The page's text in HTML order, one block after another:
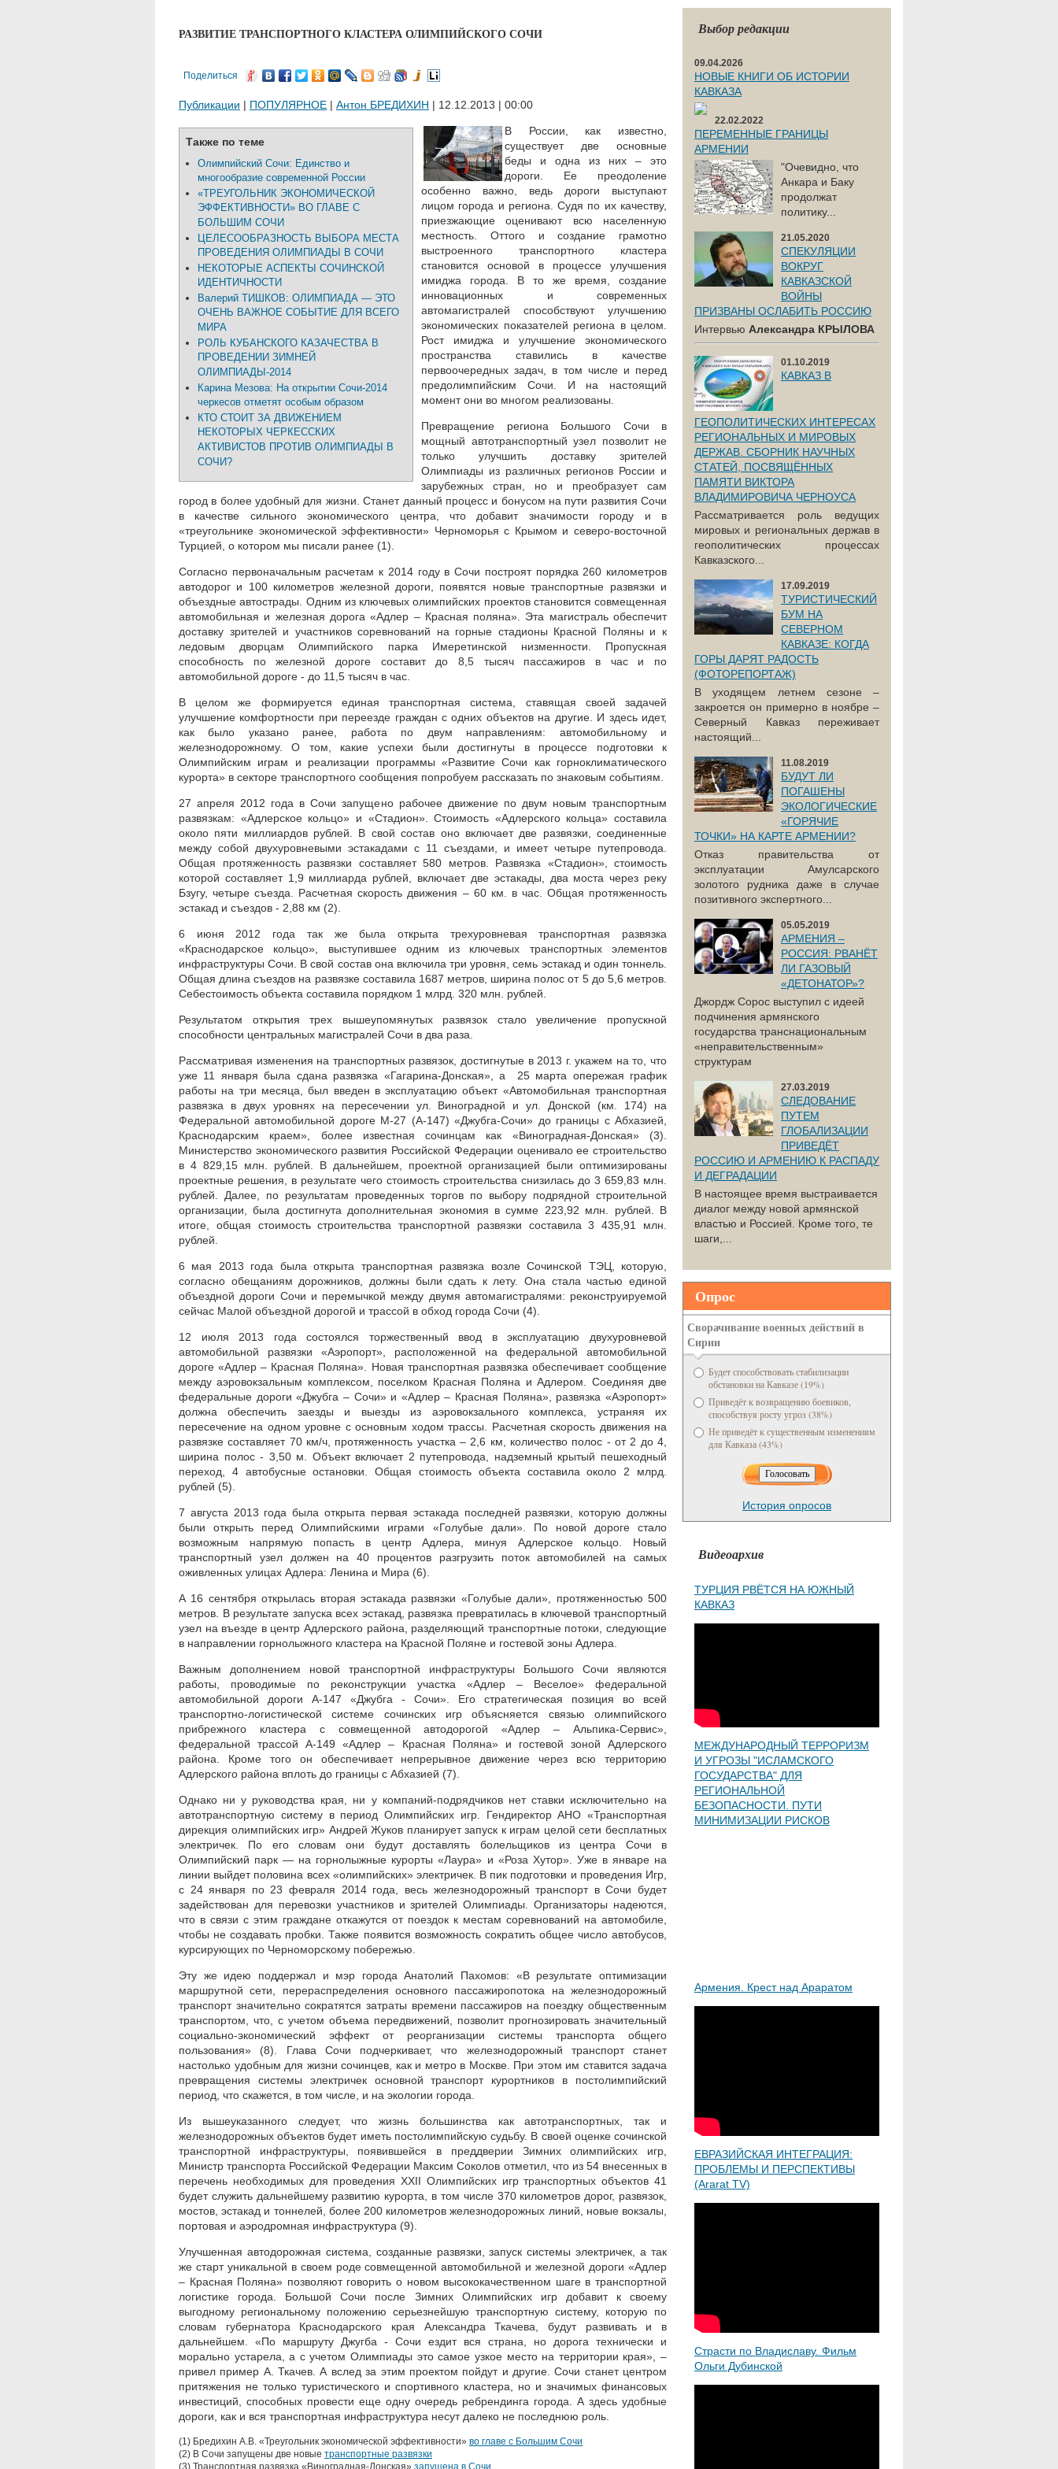
РАЗВИТИЕ ТРАНСПОРТНОГО КЛАСТЕРА ОЛИМПИЙСКОГО СОЧИ
Поделиться
Публикации | ПОПУЛЯРНОЕ | Антон БРЕДИХИН | 12.12.2013 | 00:00
Также по теме
Олимпийский Сочи: Единство и
многообразие современной России
«ТРЕУГОЛЬНИК ЭКОНОМИЧЕСКОЙ
ЭФФЕКТИВНОСТИ» ВО ГЛАВЕ С
БОЛЬШИМ СОЧИ
ЦЕЛЕСООБРАЗНОСТЬ ВЫБОРА МЕСТА
ПРОВЕДЕНИЯ ОЛИМПИАДЫ В СОЧИ
НЕКОТОРЫЕ АСПЕКТЫ СОЧИНСКОЙ
ИДЕНТИЧНОСТИ
Валерий ТИШКОВ: ОЛИМПИАДА — ЭТО
ОЧЕНЬ ВАЖНОЕ СОБЫТИЕ ДЛЯ ВСЕГО
МИРА
РОЛЬ КУБАНСКОГО КАЗАЧЕСТВА В
ПРОВЕДЕНИИ ЗИМНЕЙ
ОЛИМПИАДЫ-2014
Карина Мезова: На открытии Сочи-2014
черкесов отметят особым образом
КТО СТОИТ ЗА ДВИЖЕНИЕМ
НЕКОТОРЫХ ЧЕРКЕССКИХ
АКТИВИСТОВ ПРОТИВ ОЛИМПИАДЫ В
СОЧИ?
В России, как известно,
существует две основные
беды и одна из них – это
дороги. Ее преодоление
особенно важно, ведь дороги выступают
лицом города и региона. Судя по их качеству,
приезжающие оценивают всю населенную
местность. Оттого и создание грамотно
выстроенного транспортного кластера
становится основой в процессе улучшения
имиджа города. В то же время, создание
инновационных и современных
автомагистралей способствуют улучшению
экономических показателей региона в целом.
Рост имиджа и улучшение экономического
пространства ставились в качестве
первоочередных задач, в том числе и перед
предолимпийским Сочи. И на настоящий
момент они во многом реализованы.
Превращение региона Большого Сочи в
мощный автотранспортный узел позволит не
только улучшить доставку зрителей
Олимпиады из различных регионов России и
зарубежных стран, но и преобразует сам
город в более удобный для жизни. Станет данный процесс и бонусом на пути развития Сочи
в качестве сильного экономического центра, что добавит значимости городу и в
«треугольнике экономической эффективности» Черноморья с Крымом и северо-восточной
Турцией, о котором мы писали ранее (1).
Согласно первоначальным расчетам к 2014 году в Сочи построят порядка 260 километров
автодорог и 100 километров железной дороги, появятся новые транспортные развязки и
объездные автострады. Одним из ключевых олимпийских проектов становится совмещенная
автомобильная и железная дорога «Адлер – Красная поляна». Эта магистраль обеспечит
доставку зрителей и участников соревнований на горные стадионы Красной Поляны и к
ледовым дворцам Олимпийского парка Имеретинской низменности. Пропускная
способность по железной дороге составит до 8,5 тысяч пассажиров в час и по
автомобильной дороге - до 11,5 тысяч в час.
В целом же формируется единая транспортная система, ставящая своей задачей
улучшение комфортности при переезде граждан с одних объектов на другие. И здесь идет,
как было указано ранее, работа по двум направлениям: автомобильному и
железнодорожному. О том, какие успехи были достигнуты в процессе подготовки к
Олимпийским играм и реализации программы «Развитие Сочи как горноклиматического
курорта» в секторе транспортного сообщения попробуем рассказать по знаковым событиям.
27 апреля 2012 года в Сочи запущено рабочее движение по двум новым транспортным
развязкам: «Адлерское кольцо» и «Стадион». Стоимость «Адлерского кольца» составила
около пяти миллиардов рублей. В свой состав оно включает две развязки, соединенные
между собой двухуровневыми эстакадами с 11 съездами, и имеет четыре путепровода.
Общая протяженность развязки составляет 580 метров. Развязка «Стадион», стоимость
которой составляет 1,9 миллиарда рублей, включает две эстакады, два моста через реку
Бзугу, четыре съезда. Расчетная скорость движения – 60 км. в час. Общая протяженность
эстакад и съездов - 2,88 км (2).
6 июня 2012 года так же была открыта трехуровневая транспортная развязка
«Краснодарское кольцо», выступившее одним из ключевых транспортных элементов
инфраструктуры Сочи. В свой состав она включила три уровня, семь эстакад и один тоннель.
Общая длина съездов на развязке составила 1687 метров, ширина полос от 5 до 5,6 метров.
Себестоимость объекта составила порядком 1 млрд. 320 млн. рублей.
Результатом открытия трех вышеупомянутых развязок стало увеличение пропускной
способности центральных магистралей Сочи в два раза.
Рассматривая изменения на транспортных развязок, достигнутые в 2013 г. укажем на то, что
уже 11 января была сдана развязка «Гагарина-Донская», а 25 марта опережая график
работы на три месяца, был введен в эксплуатацию объект «Автомобильная транспортная
развязка в двух уровнях на пересечении ул. Виноградной и ул. Донской (км. 174) на
Федеральной автомобильной дороге М-27 (А-147) «Джубга-Сочи» до границы с Абхазией,
Краснодарским краем», более известная сочинцам как «Виноградная-Донская» (3).
Министерство экономического развития Российской Федерации оценивало ее строительство
в 4 829,15 млн. рублей. В дальнейшем, проектной организацией были оптимизированы
проектные решения, в результате чего стоимость строительства снизилась до 3 659,83 млн.
рублей. Далее, по результатам проведенных торгов по выбору подрядной строительной
организации, была достигнута дополнительная экономия в сумме 223,92 млн. рублей. В
итоге, общая стоимость строительства транспортной развязки составила 3 435,91 млн.
рублей.
6 мая 2013 года была открыта транспортная развязка возле Сочинской ТЭЦ, которую,
согласно обещаниям дорожников, должны были сдать к лету. Она стала частью единой
объездной дороги Сочи и перемычкой между двумя автомагистралями: реконструируемой
сейчас Малой объездной дорогой и трассой в обход города Сочи (4).
12 июля 2013 года состоялся торжественный ввод в эксплуатацию двухуровневой
автомобильной развязки «Аэропорт», расположенной на федеральной автомобильной
дороге «Адлер – Красная Поляна». Новая транспортная развязка обеспечивает сообщение
между аэровокзальным комплексом, поселком Красная Поляна и Адлером. Соединяя две
федеральные дороги «Джубга – Сочи» и «Адлер – Красная Поляна», развязка «Аэропорт»
должна обеспечить заезды и выезды из аэровокзального комплекса, устраняя их
пересечение на одном уровне с основным ходом трассы. Расчетная скорость движения на
развязке составляет 70 км/ч, протяженность участка – 2,6 км, количество полос - от 2 до 4,
ширина полос - 3,50 м. Объект включает 2 путепровода, надземный крытый пешеходный
переход, 4 автобусные остановки. Общая стоимость объекта составила около 2 млрд.
рублей (5).
7 августа 2013 года была открыта первая эстакада последней развязки, которую должны
были открыть перед Олимпийскими играми «Голубые дали». По новой дороге стало
возможным напрямую попасть в центр Адлера, минуя Адлерское кольцо. Новый
транспортный узел должен на 40 процентов разгрузить поток автомобилей на самых
оживленных улицах Адлера: Ленина и Мира (6).
А 16 сентября открылась вторая эстакада развязки «Голубые дали», протяженностью 500
метров. В результате запуска всех эстакад, развязка превратилась в ключевой транспортный
узел на въезде в центр Адлерского района, разделяющий транспортные потоки, следующие
в направлении горнолыжного кластера на Красной Поляне и гостевой зоны Адлера.
Важным дополнением новой транспортной инфраструктуры Большого Сочи являются
работы, проводимые по реконструкции участка «Адлер – Веселое» федеральной
автомобильной дороги А-147 «Джубга - Сочи». Его стратегическая позиция во всей
транспортно-логистической системе сочинских игр объясняется связью олимпийского
прибрежного кластера с совмещенной автодорогой «Адлер – Альпика-Сервис»,
федеральной трассой А-149 «Адлер – Красная Поляна» и гостевой зоной Адлерского
района. Кроме того он обеспечивает непрерывное движение через всю территорию
Адлерского района вплоть до границы с Абхазией (7).
Однако ни у руководства края, ни у компаний-подрядчиков нет ставки исключительно на
автотранспортную систему в период Олимпийских игр. Гендиректор АНО «Транспортная
дирекция олимпийских игр» Андрей Жуков планирует запуск к играм целой сети бесплатных
электричек. По его словам они будут доставлять болельщиков из центра Сочи в
Олимпийский парк — на горнолыжные курорты «Лаура» и «Роза Хутор». Уже в январе на
линии выйдет половина всех «олимпийских» электричек. В пик подготовки и проведения Игр,
с 24 января по 23 февраля 2014 года, весь железнодорожный транспорт в Сочи будет
задействован для перевозки участников и зрителей Олимпиады. Организаторы надеются,
что в связи с этим граждане откажутся от поездок к местам соревнований на автомобиле,
чтобы не создавать пробки. Также появится возможность сократить общее число автобусов,
курсирующих по Черноморскому побережью.
Эту же идею поддержал и мэр города Анатолий Пахомов: «В результате оптимизации
маршрутной сети, перераспределения основного пассажиропотока на железнодорожный
транспорт значительно сократятся затраты времени пассажиров на поездку общественным
транспортом, что, с учетом объема передвижений, позволит прогнозировать значительный
социально-экономический эффект от реорганизации системы транспорта общего
пользования» (8). Глава Сочи подчеркивает, что железнодорожный транспорт станет
настолько удобным для жизни сочинцев, как и метро в Москве. При этом им ставится задача
превращения системы электричек основной транспорт курортников в постолимпийский
период, что скажется, в том числе, и на экологии города.
Из вышеуказанного следует, что жизнь большинства как автотранспортных, так и
железнодорожных объектов будет иметь постолимпийскую судьбу. В своей оценке сочинской
транспортной инфраструктуры, появившейся в преддверии Зимних олимпийских игр,
Министр транспорта Российской Федерации Максим Соколов отметил, что из 54 внесенных в
перечень необходимых для проведения XXII Олимпийских игр транспортных объектов 41
будет служить дальнейшему развитию курорта, в том числе 370 километров дорог, развязок,
мостов, эстакад и тоннелей, более 200 километров железнодорожных линий, новые вокзалы,
портовая и аэродромная инфраструктура (9).
Улучшенная автодорожная система, созданные развязки, запуск системы электричек, а так
же старт уникальной в своем роде совмещенной автомобильной и железной дороги «Адлер
– Красная Поляна» позволяют говорить о новом высококачественном шаге в транспортной
логистике города. Большой Сочи после Зимних Олимпийских игр добавит к своему
выгодному региональному положению серьезнейшую транспортную систему, которую по
словам губернатора Краснодарского края Александра Ткачева, будут развивать и в
дальнейшем. «По маршруту Джугба - Сочи ездит вся страна, но дорога технически и
морально устарела, а с учетом Олимпиады это самое узкое место на территории края», –
привел пример А. Ткачев. А вслед за этим проектом пойдут и другие. Сочи станет центром
притяжения не только туристического и спортивного кластера, но и значимых финансовых
инвестиций, способных провести еще одну очередь ребрендинга города. А здесь удобные
дороги, как и вся транспортная инфраструктура несут далеко не последнюю роль.
(1) Бредихин А.В. «Треугольник экономической эффективности» во главе с Большим Сочи
(2) В Сочи запущены две новые транспортные развязки
(3) Транспортная развязка «Виноградная-Донская» запущена в Сочи
Выбор редакции
09.04.2026
НОВЫЕ КНИГИ ОБ ИСТОРИИ
КАВКАЗА
22.02.2022
ПЕРЕМЕННЫЕ ГРАНИЦЫ
АРМЕНИИ
"Очевидно, что
Анкара и Баку
продолжат
политику...
21.05.2020
СПЕКУЛЯЦИИ
ВОКРУГ
КАВКАЗСКОЙ
ВОЙНЫ
ПРИЗВАНЫ ОСЛАБИТЬ РОССИЮ
Интервью Александра КРЫЛОВА
01.10.2019
КАВКАЗ В
ГЕОПОЛИТИЧЕСКИХ ИНТЕРЕСАХ
РЕГИОНАЛЬНЫХ И МИРОВЫХ
ДЕРЖАВ. СБОРНИК НАУЧНЫХ
СТАТЕЙ, ПОСВЯЩЁННЫХ
ПАМЯТИ ВИКТОРА
ВЛАДИМИРОВИЧА ЧЕРНОУСА
Рассматривается роль ведущих
мировых и региональных держав в
геополитических процессах
Кавказского...
17.09.2019
ТУРИСТИЧЕСКИЙ
БУМ НА
СЕВЕРНОМ
КАВКАЗЕ: КОГДА
ГОРЫ ДАРЯТ РАДОСТЬ
(ФОТОРЕПОРТАЖ)
В уходящем летнем сезоне –
закроется он примерно в ноябре –
Северный Кавказ переживает
настоящий...
11.08.2019
БУДУТ ЛИ
ПОГАШЕНЫ
ЭКОЛОГИЧЕСКИЕ
«ГОРЯЧИЕ
ТОЧКИ» НА КАРТЕ АРМЕНИИ?
Отказ правительства от
эксплуатации Амулсарского
золотого рудника даже в случае
позитивного экспертного...
05.05.2019
АРМЕНИЯ –
РОССИЯ: РВАНЁТ
ЛИ ГАЗОВЫЙ
«ДЕТОНАТОР»?
Джордж Сорос выступил с идеей
подчинения армянского
государства транснациональным
«неправительственным»
структурам
27.03.2019
СЛЕДОВАНИЕ
ПУТЕМ
ГЛОБАЛИЗАЦИИ
ПРИВЕДЁТ
РОССИЮ И АРМЕНИЮ К РАСПАДУ
И ДЕГРАДАЦИИ
В настоящее время выстраивается
диалог между новой армянской
властью и Россией. Кроме того, те
шаги,...
Опрос
Сворачивание военных действий в
Сирии
Будет способствовать стабилизации
обстановки на Кавказе (19%)
Приведёт к возвращению боевиков,
способствуя росту угроз (38%)
Не приведёт к существенным изменениям
для Кавказа (43%)
История опросов
Видеоархив
ТУРЦИЯ РВЁТСЯ НА ЮЖНЫЙ
КАВКАЗ
МЕЖДУНАРОДНЫЙ ТЕРРОРИЗМ
И УГРОЗЫ "ИСЛАМСКОГО
ГОСУДАРСТВА" ДЛЯ
РЕГИОНАЛЬНОЙ
БЕЗОПАСНОСТИ. ПУТИ
МИНИМИЗАЦИИ РИСКОВ
Армения. Крест над Араратом
ЕВРАЗИЙСКАЯ ИНТЕГРАЦИЯ:
ПРОБЛЕМЫ И ПЕРСПЕКТИВЫ
(Ararat TV)
Страсти по Владиславу. Фильм
Ольги Дубинской